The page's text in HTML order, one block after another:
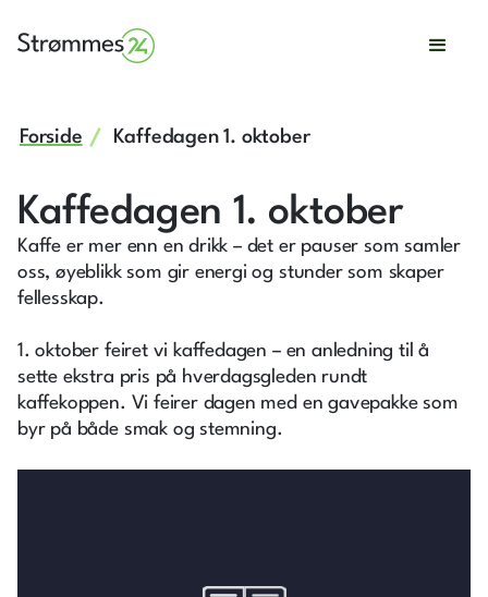
Forside Kaffedagen 1. oktober
Kaffedagen 1. oktober
Kaffe er mer enn en drikk – det er pauser som samler
oss, øyeblikk som gir energi og stunder som skaper
fellesskap.
1. oktober feiret vi kaffedagen – en anledning til å
sette ekstra pris på hverdagsgleden rundt
kaffekoppen. Vi feirer dagen med en gavepakke som
byr på både smak og stemning.